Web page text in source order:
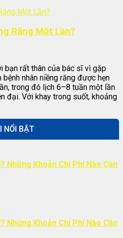
Răng Một Lần?
bạn rất thân của bác sĩ vì gặp
nhân niềng răng được hẹn
trong đó lịch 6–8 tuần một lần
đại. Với khay trong suốt, khoảng
NỔI BẬT
Những Khoản Chi Phí Nào Cần
Những Khoản Chi Phí Nào Cần